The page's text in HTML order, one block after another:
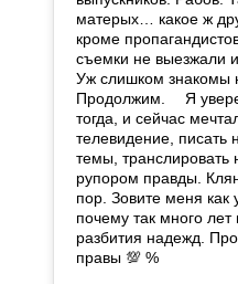
матерых… какое ж
кроме
съемки не выезжали
Уж слишком знакомы
Продолжим. ⠀ Я
тогда, и сейчас
телевидение,
темы,
рупором правды.
пор. Зовите меня как
почему так много
разбития надежд.
правы 💯 %